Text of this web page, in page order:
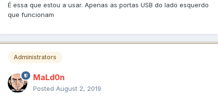
É essa que estou a usar. Apenas as portas USB do lado esquerdo
que funcionam
Administrators
MaLd0n
Posted August 2, 2019